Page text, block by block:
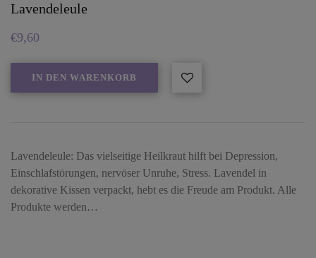
Lavendeleule
€9,60
IN DEN WARENKORB
Lavendeleule: Das vielseitige Heilkraut hilft bei Depression,
Einschlafstörungen, nervöser Unruhe, Stress. Lavendel in
dekorative Kissen verpackt, hebt es die Freude am Produkt. Alle
Produkte werden…